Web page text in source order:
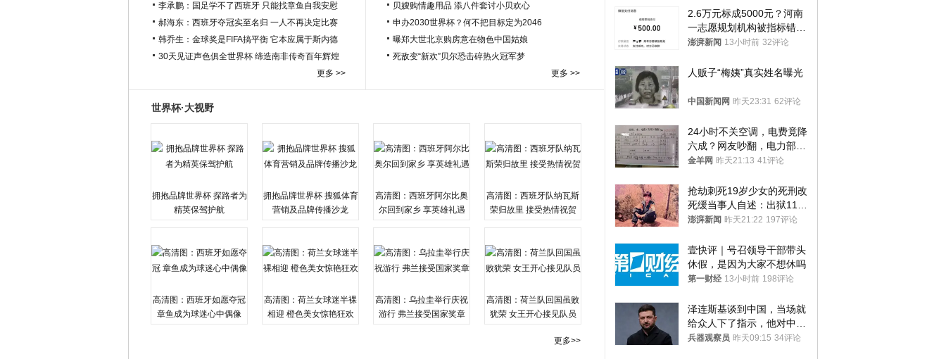
李承鹏：国足学不了西班牙 只能找章鱼自我安慰
郝海东：西班牙夺冠实至名归 一人不再决定比赛
韩乔生：金球奖是FIFA搞平衡 它本应属于斯内德
30天见证声色俱全世界杯 缔造南非传奇百年辉煌
更多 >>
贝嫂购情趣用品 添八件套讨小贝欢心
申办2030世界杯？何不把目标定为2046
曝郑大世北京购房意在物色中国姑娘
死敌变“新欢”贝尔恐击碎热火冠军梦
更多 >>
世界杯·大视野
拥抱品牌世界杯 探路者为
精英保驾护航
拥抱品牌世界杯 搜狐体育
营销及品牌传播沙龙
高清图：西班牙阿尔比奥
尔回到家乡 享英雄礼遇
高清图：西班牙队纳瓦斯
荣归故里 接受热情祝贺
高清图：西班牙如愿夺冠
章鱼成为球迷心中偶像
高清图：荷兰女球迷半裸
相迎 橙色美女惊艳狂欢
高清图：乌拉圭举行庆祝
游行 弗兰接受国家奖章
高清图：荷兰队回国虽败
犹荣 女王开心接见队员
更多>>
2.6万元标成5000元？河南
一志愿规划机构被指标错学
费致考生复读
澎湃新闻 13小时前 32评论
人贩子“梅姨”真实姓名曝光
中国新闻网 昨天23:31 62评论
24小时不关空调，电费竟降
六成？网友吵翻，电力部门
回应→
金羊网 昨天21:13 41评论
抢劫刺死19岁少女的死刑改
死缓当事人自述：出狱11年
间始终刻意躲避被害人家属
澎湃新闻 昨天21:22 197评论
壹快评｜号召领导干部带头
休假，是因为大家不想休吗
第一财经 13小时前 198评论
泽连斯基谈到中国，当场就
给众人下了指示，他对中国
和中乌关系，显然又有了新
兵器观察员 昨天09:15 34评论